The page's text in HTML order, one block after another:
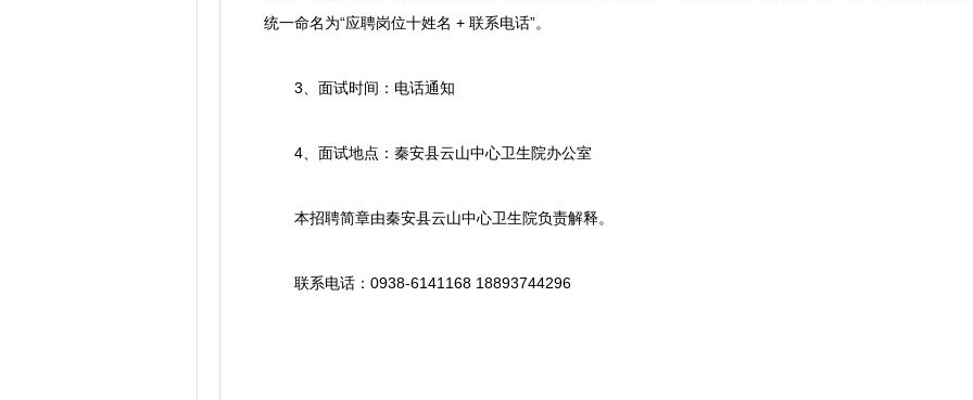
统一命名为“应聘岗位十姓名 + 联系电话”。
3、面试时间：电话通知
4、面试地点：秦安县云山中心卫生院办公室
本招聘简章由秦安县云山中心卫生院负责解释。
联系电话：0938-6141168 18893744296